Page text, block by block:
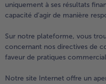
- € 5 à l’achat
uniquement à ses résultats
capacité d’agir de manière
Sur notre plateforme, vous
concernant nos directives de
faveur de pratiques
Notre site Internet offre un